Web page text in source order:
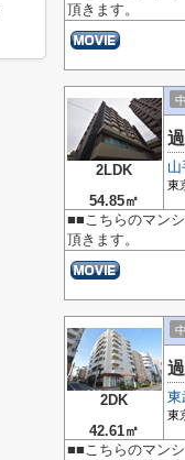
頂きます。
2LDK
54.85㎡
山
東
■■こちらのマン
頂きます。
2DK
42.61㎡
東
東
■■こちらのマン